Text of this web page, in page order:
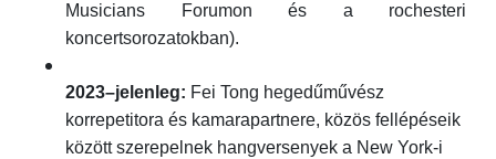
Musicians Forumon és a rochesteri
koncertsorozatokban).
2023–jelenleg: Fei Tong hegedűművész
korrepetitora és kamarapartnere, közös fellépéseik
között szerepelnek hangversenyek a New York-i